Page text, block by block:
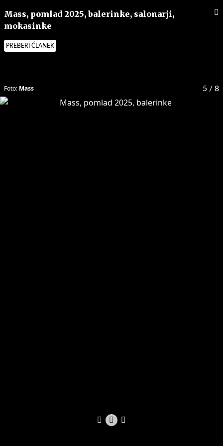
Mass, pomlad 2025, balerinke, salonarji,
mokasinke
PREBERI ČLANEK
5 / 8
Foto: Mass